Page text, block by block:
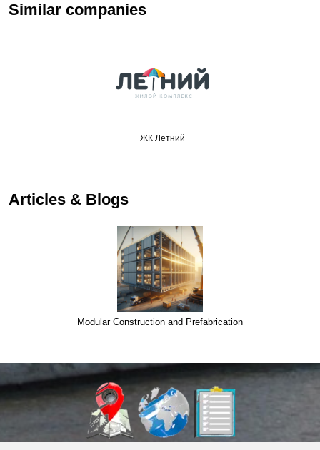
Similar companies
ЖК Летний
Articles & Blogs
Modular Construction and Prefabrication